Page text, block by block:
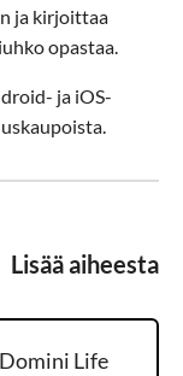
ja kirjoittaa
opastaa.
ja iOS-
Lisää aiheesta
Domini Life